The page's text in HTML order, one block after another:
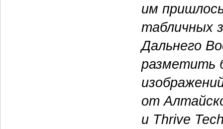
им
табличных
Дальнего
разметить
от
и Thrive